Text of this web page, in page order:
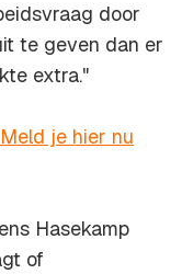
door
te geven dan er
extra."
je hier nu
Hasekamp
of